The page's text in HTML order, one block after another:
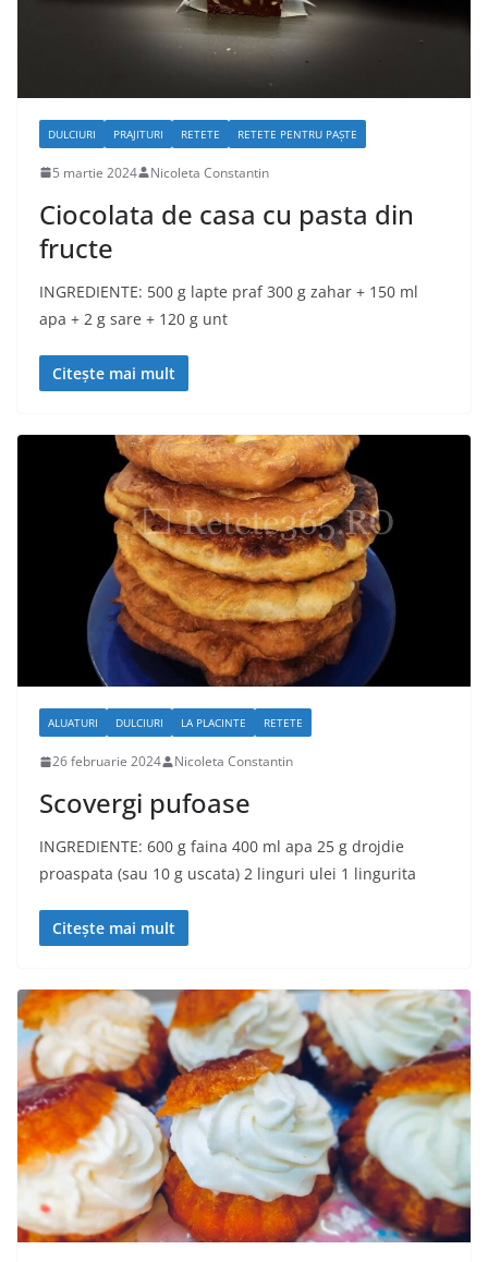
DULCIURI PRAJITURI RETETE RETETE PENTRU PAȘTE
5 martie 2024 Nicoleta Constantin
Ciocolata de casa cu pasta din
fructe
INGREDIENTE: 500 g lapte praf 300 g zahar + 150 ml
apa + 2 g sare + 120 g unt
Citește mai mult
ALUATURI DULCIURI LA PLACINTE RETETE
26 februarie 2024 Nicoleta Constantin
Scovergi pufoase
INGREDIENTE: 600 g faina 400 ml apa 25 g drojdie
proaspata (sau 10 g uscata) 2 linguri ulei 1 lingurita
Citește mai mult